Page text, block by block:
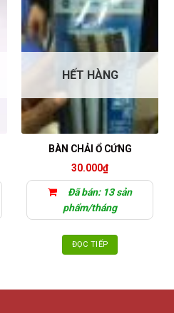
HẾT HÀNG
BÀN CHẢI Ổ CỨNG
30.000₫
Đã bán: 13 sản
phẩm/tháng
ĐỌC TIẾP